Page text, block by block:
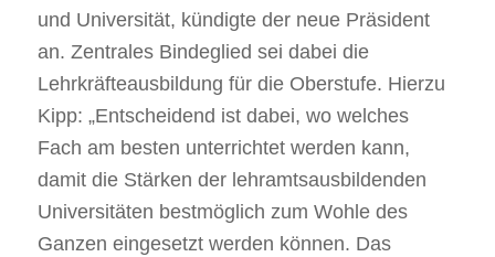
und Universität, kündigte der neue Präsident
an. Zentrales Bindeglied sei dabei die
Lehrkräfteausbildung für die Oberstufe. Hierzu
Kipp: „Entscheidend ist dabei, wo welches
Fach am besten unterrichtet werden kann,
damit die Stärken der lehramtsausbildenden
Universitäten bestmöglich zum Wohle des
Ganzen eingesetzt werden können. Das